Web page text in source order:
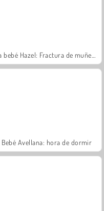
Bebé Avellana: hora de dormir